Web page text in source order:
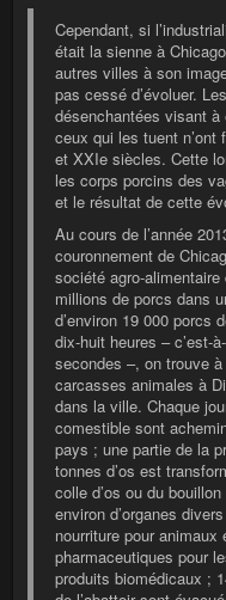
Cependant, si
était la sienne à
autres villes à son
pas cessé d’évoluer.
désenchantées visant
ceux qui les tuent n’ont
et XXIe siècles. Cette
les corps porcins des
et le résultat de cette
Au cours de l’année
couronnement de
société agro-alimentaire
millions de porcs dans
d’environ 19 000 porcs
dix-huit heures – c’est-
secondes –, on trouve
carcasses animales à
dans la ville. Chaque
comestible sont
pays ; une partie de la
tonnes d’os est
colle d’os ou du
environ d’organes
nourriture pour
pharmaceutiques pour
produits biomédicaux ;